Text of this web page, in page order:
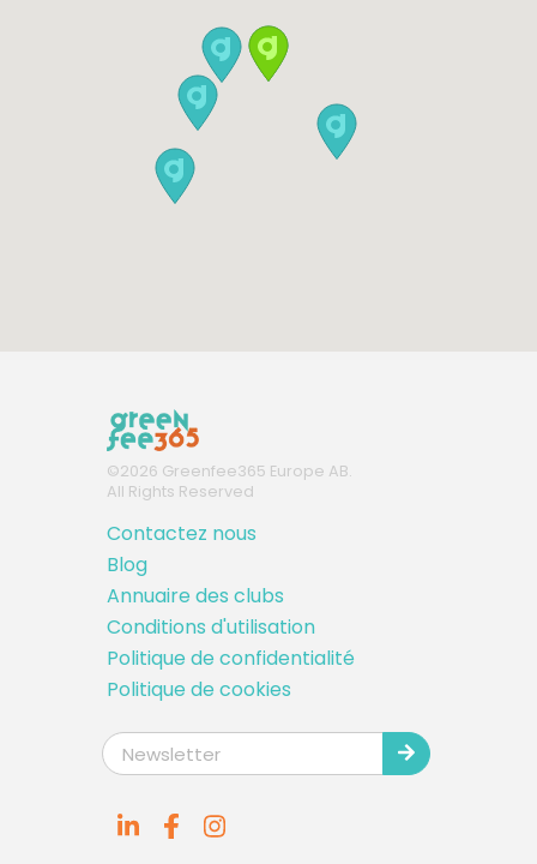
©2026 Greenfee365 Europe AB.
All Rights Reserved
Contactez nous
Blog
Annuaire des clubs
Conditions d'utilisation
Politique de confidentialité
Politique de cookies